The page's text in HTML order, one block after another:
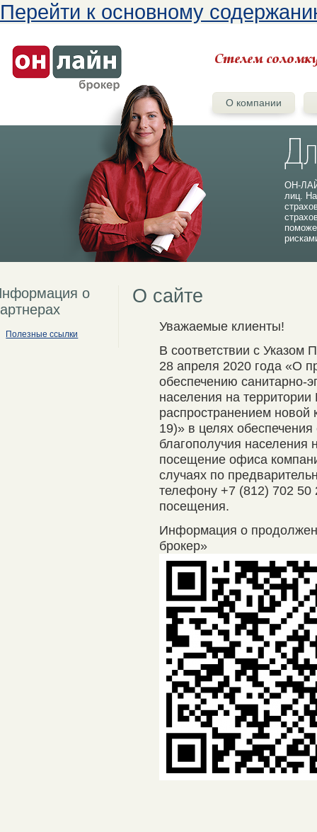
Перейти к основному
О компании
ОН-
лиц.
о
Полезные ссылки
О сайте
Уважаемые клиенты!
В соответствии с Указом
28 апреля 2020 года «О
обеспечению санитарно-
населения на
распространением новой
19)» в целях
благополучия населения
посещение офиса
случаях по
телефону +7 (812) 702 50
посещения.
Информация о
брокер»